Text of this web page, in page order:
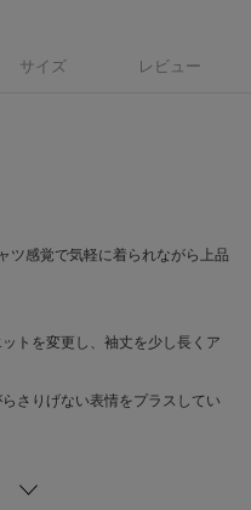
サイズ レビュー
ツ感覚で気軽に着られながら上品
トを変更し、袖丈を少し長くア
さりげない表情をプラスしてい
く決まりやすいデザインです。